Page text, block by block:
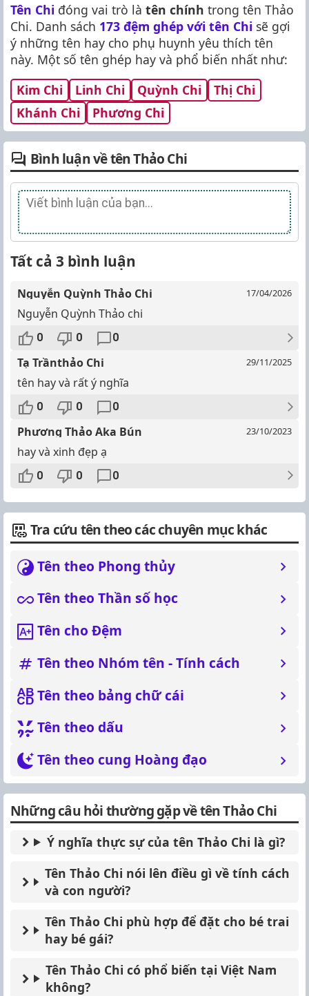
Tên Chi đóng vai trò là tên chính trong tên Thảo
Chi. Danh sách 173 đệm ghép với tên Chi sẽ gợi
ý những tên hay cho phụ huynh yêu thích tên
này. Một số tên ghép hay và phổ biến nhất như:
Kim Chi
Linh Chi Quỳnh Chi
Thị Chi
Khánh Chi
Phương Chi
Bình luận về tên Thảo Chi
Tất cả 3 bình luận
Nguyễn Quỳnh Thảo Chi 17/04/2026
Nguyễn Quỳnh Thảo chi
0 0 0
Tạ Trầnthảo Chi 29/11/2025
tên hay và rất ý nghĩa
0 0 0
Phương Thảo Aka Bún 23/10/2023
hay và xinh đẹp ạ
0 0 0
Tra cứu tên theo các chuyên mục khác
Tên theo Phong thủy
Tên theo Thần số học
Tên cho Đệm
Tên theo Nhóm tên - Tính cách
Tên theo bảng chữ cái
Tên theo dấu
Tên theo cung Hoàng đạo
Những câu hỏi thường gặp về tên Thảo Chi
Ý nghĩa thực sự của tên Thảo Chi là gì?
Tên Thảo Chi nói lên điều gì về tính cách
và con người?
Tên Thảo Chi phù hợp để đặt cho bé trai
hay bé gái?
Tên Thảo Chi có phổ biến tại Việt Nam
không?